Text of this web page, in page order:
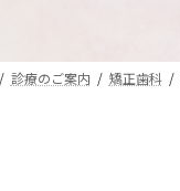
診療のご案内 矯正歯科